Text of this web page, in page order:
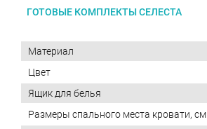
ГОТОВЫЕ КОМПЛЕКТЫ СЕЛЕСТА
Материал
Цвет
Ящик для белья
Размеры спального места кровати, см